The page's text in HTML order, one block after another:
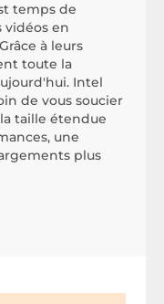
temps de
vidéos en
à leurs
toute la
Intel
de vous soucier
taille étendue
une
plus